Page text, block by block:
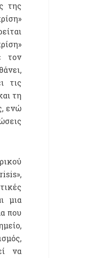
της
τον
τις
τη
ενώ
μια
που
να